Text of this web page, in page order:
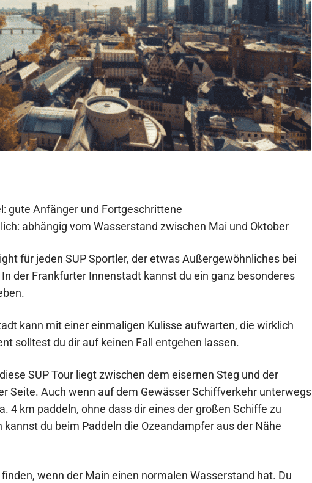
gute Anfänger und Fortgeschrittene
abhängig vom Wasserstand zwischen Mai und Oktober
für jeden SUP Sportler, der etwas Außergewöhnliches bei
der Frankfurter Innenstadt kannst du ein ganz besonderes
kann mit einer einmaligen Kulisse aufwarten, die wirklich
solltest du dir auf keinen Fall entgehen lassen.
SUP Tour liegt zwischen dem eisernen Steg und der
Seite. Auch wenn auf dem Gewässer Schiffverkehr unterwegs
4 km paddeln, ohne dass dir eines der großen Schiffe zu
du beim Paddeln die Ozeandampfer aus der Nähe
wenn der Main einen normalen Wasserstand hat. Du